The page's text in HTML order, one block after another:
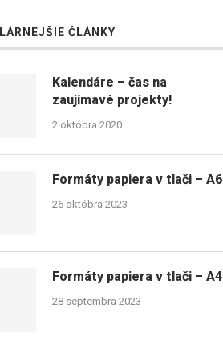
ČLÁNKY
Kalendáre – čas na
zaujímavé projekty!
2 októbra 2020
Formáty papiera v tlači – A6
26 októbra 2023
Formáty papiera v tlači – A4
28 septembra 2023